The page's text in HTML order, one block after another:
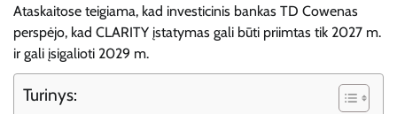
Ataskaitose teigiama, kad investicinis bankas TD Cowenas
perspėjo, kad CLARITY įstatymas gali būti priimtas tik 2027 m.
ir gali įsigalioti 2029 m.
Turinys: